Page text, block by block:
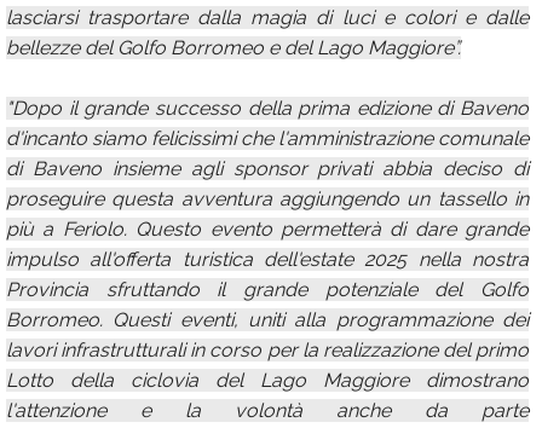
lasciarsi trasportare dalla magia di luci e colori e dalle
bellezze del Golfo Borromeo e del Lago Maggiore”.
"Dopo il grande successo della prima edizione di Baveno
d'incanto siamo felicissimi che l'amministrazione comunale
di Baveno insieme agli sponsor privati abbia deciso di
proseguire questa avventura aggiungendo un tassello in
più a Feriolo. Questo evento permetterà di dare grande
impulso all'offerta turistica dell'estate 2025 nella nostra
Provincia sfruttando il grande potenziale del Golfo
Borromeo. Questi eventi, uniti alla programmazione dei
lavori infrastrutturali in corso per la realizzazione del primo
Lotto della ciclovia del Lago Maggiore dimostrano
l'attenzione e la volontà anche da parte